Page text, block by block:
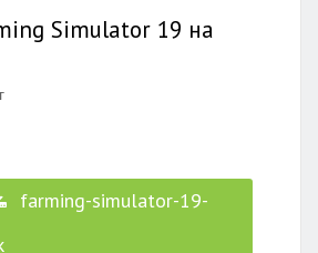
Simulator 19 на
farming-simulator-19-